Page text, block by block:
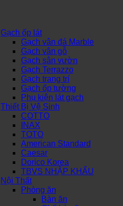
Gạch ốp lát
Gạch vân đá Marble
Gạch vân gỗ
Gạch sân vườn
Gạch Terrazzo
Gạch trang trí
Gạch ốp tường
Phụ kiện lát gạch
Thiết Bị Vệ Sinh
COTTO
INAX
TOTO
American Standard
Caesar
Dorico Korea
TBVS NHẬP KHẨU
Nội Thất
Phòng ăn
Bàn ăn